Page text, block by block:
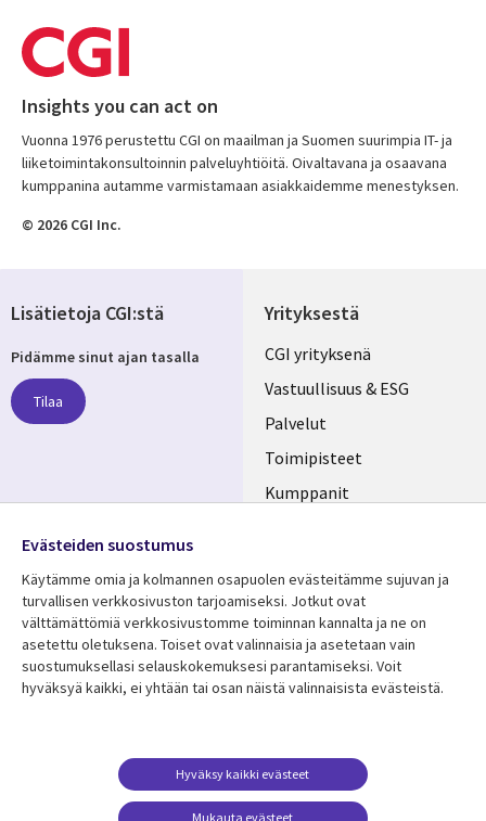
Insights you can act on
Vuonna 1976 perustettu CGI on maailman ja Suomen suurimpia IT- ja
liiketoimintakonsultoinnin palveluyhtiöitä. Oivaltavana ja osaavana
kumppanina autamme varmistamaan asiakkaidemme menestyksen.
© 2026 CGI Inc.
Yrityksestä
Useful
links
FINLAND
CGI yrityksenä
Vastuullisuus & ESG
Palvelut
Toimipisteet
Kumppanit
Resurssikeskus
Library
FINLAND
Asiakastarinat
Lisätietoa
Legal
Tietosuoja
Käyttöehdot
Yhteystiedot
Lisätietoja CGI:stä
Pidämme sinut ajan tasalla
Tilaa
Media
FINLAND
Evästeiden suostumus
Käytämme omia ja kolmannen osapuolen evästeitämme sujuvan ja
turvallisen verkkosivuston tarjoamiseksi. Jotkut ovat
välttämättömiä verkkosivustomme toiminnan kannalta ja ne on
asetettu oletuksena. Toiset ovat valinnaisia ​​ja asetetaan vain
suostumuksellasi selauskokemuksesi parantamiseksi. Voit
hyväksyä kaikki, ei yhtään tai osan näistä valinnaisista evästeistä.
Mukauta evästeet
Hyväksy kaikki evästeet